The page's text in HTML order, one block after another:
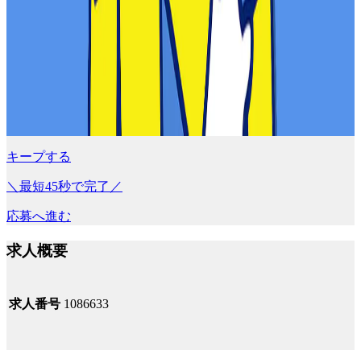
キープする
＼最短45秒で完了／
応募へ進む
求人概要
求人番号 1086633